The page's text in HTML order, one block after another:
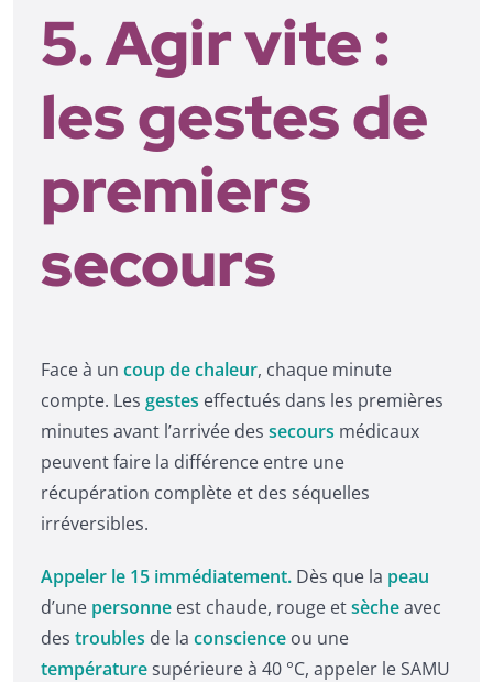
5. Agir vite :
les gestes de
premiers
secours
Face à un coup de chaleur, chaque minute
compte. Les gestes effectués dans les premières
minutes avant l’arrivée des secours médicaux
peuvent faire la différence entre une
récupération complète et des séquelles
irréversibles.
Appeler le 15 immédiatement. Dès que la peau
d’une personne est chaude, rouge etsècheavec
des troubles de la conscience ou une
températuresupérieure à 40 °C, appeler le SAMU